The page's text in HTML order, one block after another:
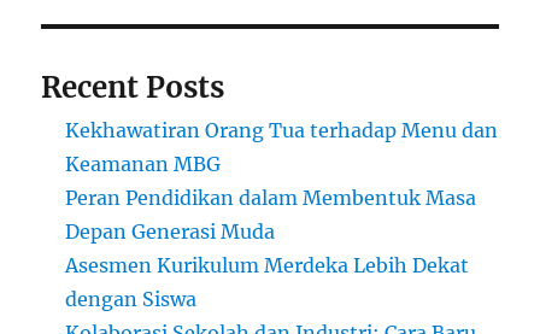
Langsung
Recent Posts
Kekhawatiran Orang Tua terhadap Menu dan
Keamanan MBG
Peran Pendidikan dalam Membentuk Masa
Depan Generasi Muda
Asesmen Kurikulum Merdeka Lebih Dekat
dengan Siswa